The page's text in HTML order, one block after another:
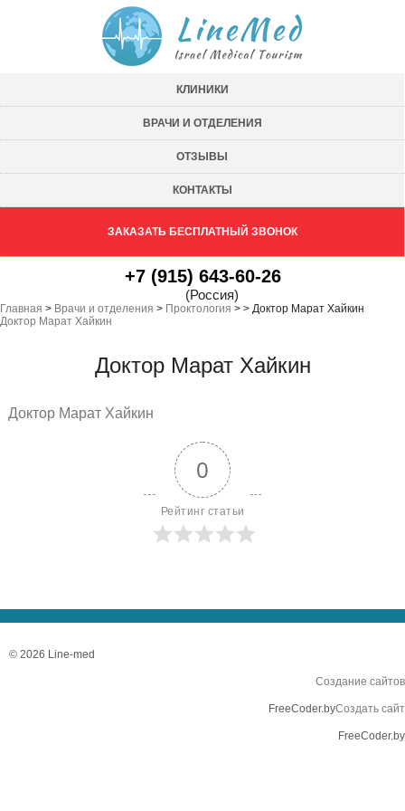
КЛИНИКИ
ВРАЧИ И ОТДЕЛЕНИЯ
ОТЗЫВЫ
КОНТАКТЫ
ЗАКАЗАТЬ БЕСПЛАТНЫЙ ЗВОНОК
+7 (915) 643-60-26
(Россия)
Главная > Врачи и отделения > Проктология >
Доктор Марат Хайкин
> Доктор Марат Хайкин
Доктор Марат Хайкин
Доктор Марат Хайкин
0
Рейтинг статьи
© 2026 Line-med
Создание сайтов
FreeCoder.byСоздать сайт
FreeCoder.by